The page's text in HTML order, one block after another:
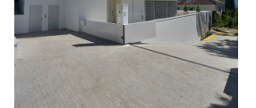
Granit
Muschelkalk
Sandstein